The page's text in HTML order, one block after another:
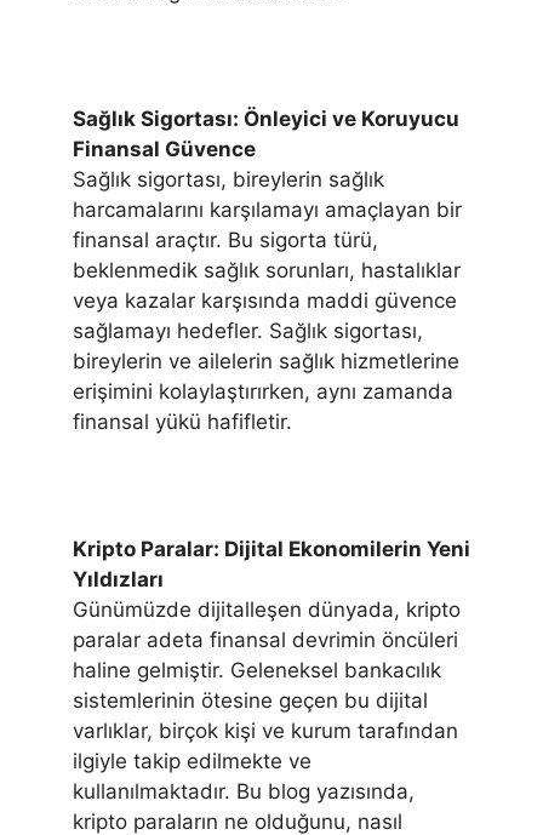
Sağlık Sigortası: Önleyici ve Koruyucu
Finansal Güvence
Sağlık sigortası, bireylerin sağlık
harcamalarını karşılamayı amaçlayan bir
finansal araçtır. Bu sigorta türü,
beklenmedik sağlık sorunları, hastalıklar
veya kazalar karşısında maddi güvence
sağlamayı hedefler. Sağlık sigortası,
bireylerin ve ailelerin sağlık hizmetlerine
erişimini kolaylaştırırken, aynı zamanda
finansal yükü hafifletir.
Kripto Paralar: Dijital Ekonomilerin Yeni
Yıldızları
Günümüzde dijitalleşen dünyada, kripto
paralar adeta finansal devrimin öncüleri
haline gelmiştir. Geleneksel bankacılık
sistemlerinin ötesine geçen bu dijital
varlıklar, birçok kişi ve kurum tarafından
ilgiyle takip edilmekte ve
kullanılmaktadır. Bu blog yazısında,
kripto paraların ne olduğunu, nasıl